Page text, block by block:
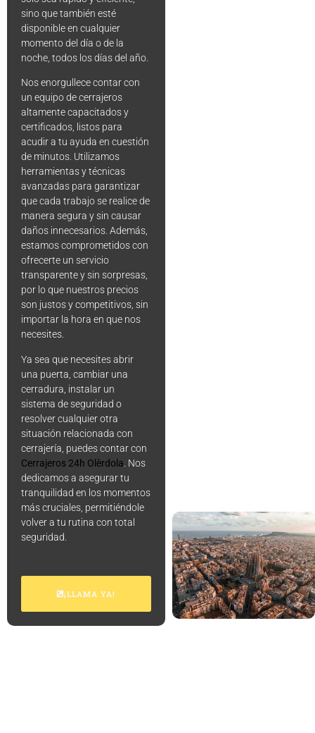
sino que también esté
disponible en cualquier
momento del día o de la
noche, todos los días del año.
Nos enorgullece contar con
un equipo de cerrajeros
altamente capacitados y
certificados, listos para
acudir a tu ayuda en cuestión
de minutos. Utilizamos
herramientas y técnicas
avanzadas para garantizar
que cada trabajo se realice de
manera segura y sin causar
daños innecesarios. Además,
estamos comprometidos con
ofrecerte un servicio
transparente y sin sorpresas,
por lo que nuestros precios
son justos y competitivos, sin
importar la hora en que nos
necesites.
Ya sea que necesites abrir
una puerta, cambiar una
cerradura, instalar un
sistema de seguridad o
resolver cualquier otra
situación relacionada con
cerrajería, puedes contar con
Cerrajeros 24h Olèrdola . Nos
dedicamos a asegurar tu
tranquilidad en los momentos
más cruciales, permitiéndole
volver a tu rutina con total
seguridad.
¡LLAMA YA!